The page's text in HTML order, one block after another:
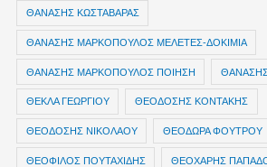
ΘΑΝΑΣΗΣ ΚΩΣΤΑΒΑΡΑΣ
ΘΑΝΑΣΗΣ ΜΑΡΚΟΠΟΥΛΟΣ ΜΕΛΕΤΕΣ-ΔΟΚΙΜΙΑ
ΘΑΝΑΣΗΣ ΜΑΡΚΟΠΟΥΛΟΣ ΠΟΙΗΣΗ
ΘΕΚΛΑ ΓΕΩΡΓΙΟΥ ΘΕΟΔΟΣΗΣ ΚΟΝΤΑΚΗΣ
ΘΕΟΔΟΣΗΣ ΝΙΚΟΛΑΟΥ ΘΕΟΔΩΡΑ ΦΟΥΤΡΟΥ
ΘΕΟΦΙΛΟΣ ΠΟΥΤΑΧΙΔΗΣ ΘΕΟΧΑΡΗΣ